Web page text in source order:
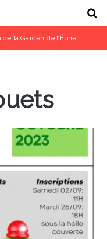
Saultain accueille la deuxième édition de la Garden de l’Éphémère les 11 et 12 juillet